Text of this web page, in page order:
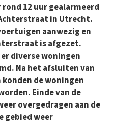
12 uur gealarmeerd
in Utrecht.
aanwezig en
is afgezet.
diverse woningen
Na het afsluiten van
de woningen
Einde van de
overgedragen aan de
gebied weer